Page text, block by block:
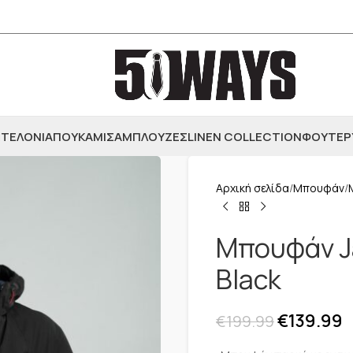
ΠΟΥΚΑΜΙΣΑΜΠΛΟΥΖΕΣLINEN COLLECTIONΦΟΥΤΕΡ
Αρχική σελίδα Μπουφάν
Μπουφάν
Black
€199.99€139.99